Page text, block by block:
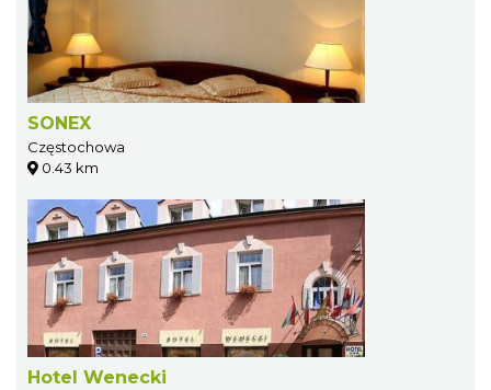
SONEX
Częstochowa
0.43 km
Hotel Wenecki